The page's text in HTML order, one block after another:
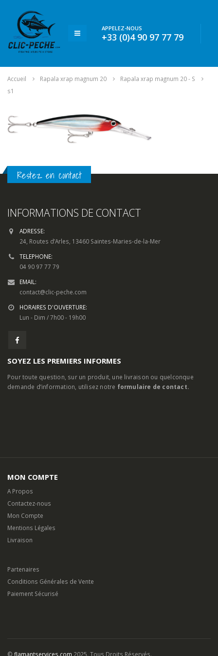
APPELEZ-NOUS
+33 (0)4 90 97 77 79
Accueil Rapala xrap magnum 20
Rapala xrap magnum 20 - S
s1
Restez en contact
INFORMATIONS DE CONTACT
ADRESSE:
24, Routes d’Arles, 13460 Saintes-Maries-de-la-Mer
TELEPHONE:
04 90 97 77 79
EMAIL:
contact@clic-peche.com
HORAIRES D'OUVERTURE:
Lun - Dim / 7h00 - 19h00
SOYEZ LES PREMIERS INFORMES
Pour toute question, sur un produit, une livraison ou quelconque
demande d’information, utilisez notre formulaire de contact.
MON COMPTE
A Propos
Contactez-nous
Mon Compte
Mentions Légales
Livraison
Partenaires
Conditions Générales de Vente
Paiement Sécurisé
© flamantservices.com 2025. Tous Droits Réservés.